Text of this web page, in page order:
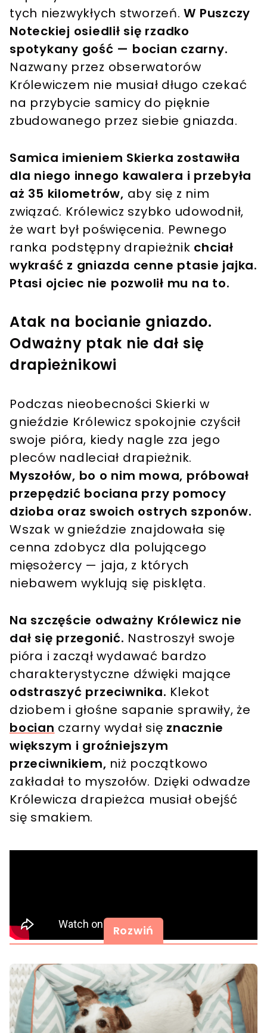
tych niezwykłych stworzeń.W Puszczy
Noteckiej osiedlił się rzadko
spotykany gość — bocian czarny.
Nazwany przez obserwatorów
Królewiczem nie musiał długo czekać
na przybycie samicy do pięknie
zbudowanego przez siebie gniazda.
Samica imieniem Skierka zostawiła
dla niego innego kawalera i przebyła
aż 35 kilometrów, aby się z nim
związać. Królewicz szybko udowodnił,
że wart był poświęcenia. Pewnego
ranka podstępny drapieżnik chciał
wykraść z gniazda cenne ptasie jajka.
Ptasi ojciec nie pozwolił mu na to.
Atak na bocianie gniazdo.
Odważny ptak nie dał się
drapieżnikowi
Podczas nieobecności Skierki w
gnieździe Królewicz spokojnie czyścił
swoje pióra, kiedy nagle zza jego
pleców nadleciał drapieżnik.
Myszołów, bo o nim mowa, próbował
przepędzić bociana przy pomocy
dzioba oraz swoich ostrych szponów.
Wszak w gnieździe znajdowała się
cenna zdobycz dla polującego
mięsożercy — jaja, z których
niebawem wyklują się pisklęta.
Na szczęście odważny Królewicz nie
dał się przegonić. Nastroszył swoje
pióra i zaczął wydawać bardzo
charakterystyczne dźwięki mające
odstraszyć przeciwnika. Klekot
dziobem i głośne sapanie sprawiły, że
bocian czarny wydał się znacznie
większym i groźniejszym
przeciwnikiem, niż początkowo
zakładał to myszołów. Dzięki odwadze
Królewicza drapieżca musiał obejść
się smakiem.
Rozwiń